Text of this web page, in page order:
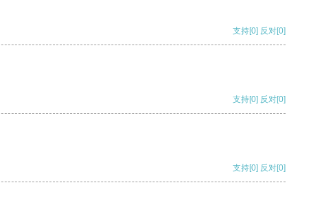
支持[0] 反对[0]
支持[0] 反对[0]
支持[0] 反对[0]